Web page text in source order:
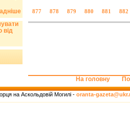
877 878 879 880 881 882
від
На головну
на Аскольдовій Могилі - oranta-